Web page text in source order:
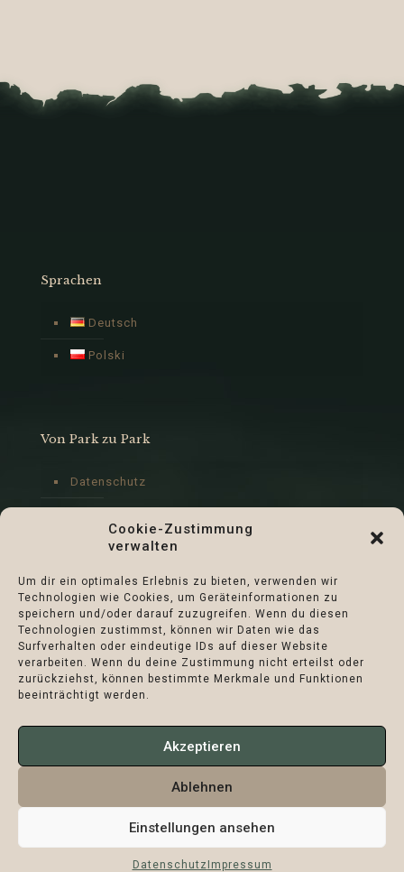
Cookie-Zustimmung
verwalten
Um dir ein optimales Erlebnis zu bieten, verwenden wir
Technologien wie Cookies, um Geräteinformationen zu
speichern und/oder darauf zuzugreifen. Wenn du diesen
Technologien zustimmst, können wir Daten wie das
Surfverhalten oder eindeutige IDs auf dieser Website
verarbeiten. Wenn du deine Zustimmung nicht erteilst oder
zurückziehst, können bestimmte Merkmale und Funktionen
beeinträchtigt werden.
Akzeptieren
Ablehnen
Einstellungen ansehen
Datenschutz Impressum
Sprachen
Deutsch
Polski
Von Park zu Park
Datenschutz
Cookie-Richtlinie (EU)
Verein Naturschutzpark Märkische Schweiz